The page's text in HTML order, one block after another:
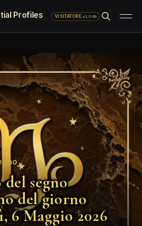
Profiles VISITATORE·v1.0.69
segno
del giorno
6 Maggio 2026